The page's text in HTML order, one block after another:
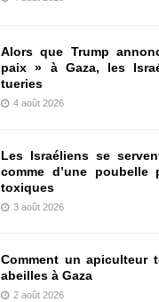
Alors que Trump
paix » à Gaza, les
tueries
4 août 2026
Les Israéliens se
comme d’une poubelle
toxiques
3 août 2026
Comment un apiculteur
abeilles à Gaza
2 août 2026